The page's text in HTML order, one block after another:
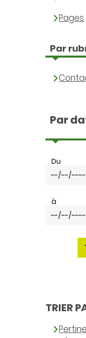
Pages
Par
Par
Du
à
TRIER